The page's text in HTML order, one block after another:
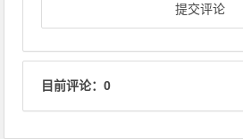
目前评论：0